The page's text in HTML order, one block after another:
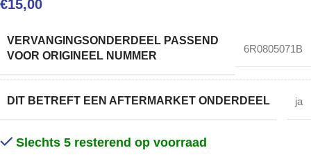
€15,00
VERVANGINGSONDERDEEL PASSEND
VOOR ORIGINEEL NUMMER
6R0805071B
DIT BETREFT EEN AFTERMARKET ONDERDEEL ja
Slechts 5 resterend op voorraad